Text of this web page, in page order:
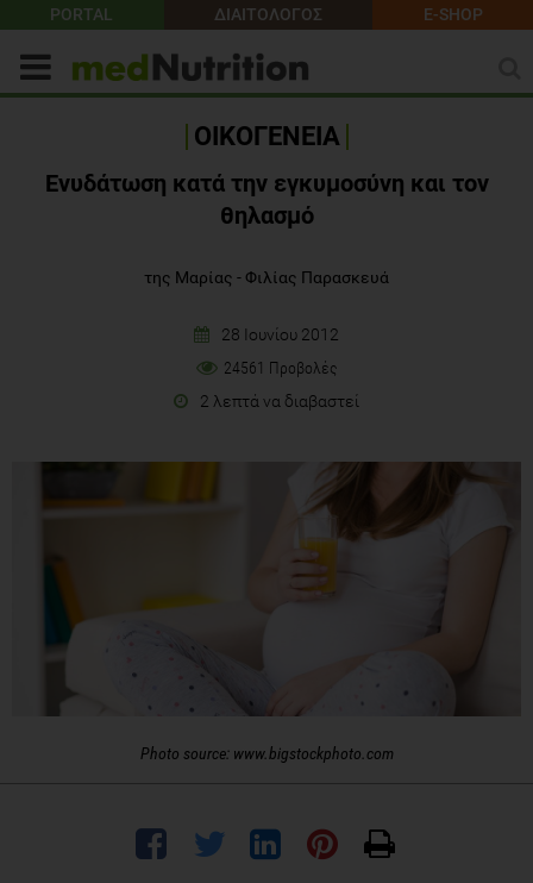
PORTAL ΔΙΑΙΤΟΛΟΓΟΣ E-SHOP
ΟΙΚΟΓΕΝΕΙΑ
Ενυδάτωση κατά την εγκυμοσύνη και τον
θηλασμό
της Μαρίας - Φιλίας Παρασκευά
28 Ιουνίου 2012
24561 Προβολές
2 λεπτά να διαβαστεί
Photo source: www.bigstockphoto.com